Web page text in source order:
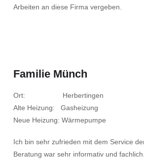
Arbeiten an diese Firma vergeben.
Familie Münch
Ort: Herbertingen
Alte Heizung: Gasheizung
Neue Heizung: Wärmepumpe
Ich bin sehr zufrieden mit dem Service
Beratung war sehr informativ und